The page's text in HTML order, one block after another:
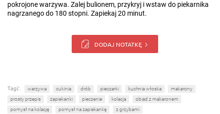
pokrojone warzywa. Zalej bulionem, przykryj i wstaw do piekarnika
nagrzanego do 180 stopni. Zapiekaj 20 minut.
DODAJ NOTATKĘ
Tagi: warzywa cukinia drób pieczarki kuchnia włoska
makarony
prosty przepis
zapiekanki pieczenie kolacja
obiad z makaronem
pomysł na kolację
pomysł na zapiekankę z grzybami